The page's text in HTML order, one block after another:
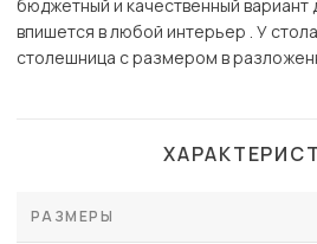
бюджетный и качественный вариант
впишется в любой интерьер . У
столешница с размером в
РАЗМЕРЫ